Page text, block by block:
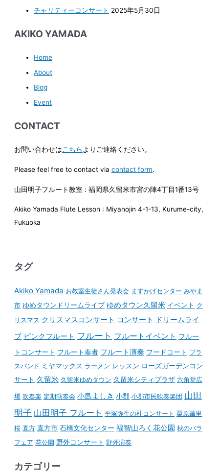
チャリティーコンサート 2025年5月30日
AKIKO YAMADA
Home
About
Blog
Event
CONTACT
お問い合わせはこちらよりご連絡ください。
Please feel free to contact viacontact form.
山田明子フルート教室 : 福岡県久留米市宮の陣4丁目1番13号
Akiko Yamada Flute Lesson : Miyanojin 4-1-13, Kurume-city,
Fukuoka
タグ
Akiko Yamada お教室生徒さん発表会 ますかげセンター みやま
市 ゆめタウンドリームライブ ゆめタウン久留米 イベント ク
リスマス クリスマスコンサート コンサート
ドリームライ
ブ ピンクフルート フルート フルートイベント フルー
トコンサート フルート奏者 フルート演奏 フードコート ブラ
スバンド ミヤマックス ラーメン レッスン ローズガーデンコン
サート 久留米 久留米ゆめタウン 久留米シティプラザ 六角堂広
場 吹奏楽 定期演奏会 小島よしき 小郡 小郡市民吹奏楽団 山田
明子 山田明子 フルート 平塚弥生の杜コンサート 栗原繭里
桜 直方 直方市 石橋文化センター 福智山ろく花公園 秋のバラ
フェア 花公園 野外コンサート 野外演奏
カテゴリー